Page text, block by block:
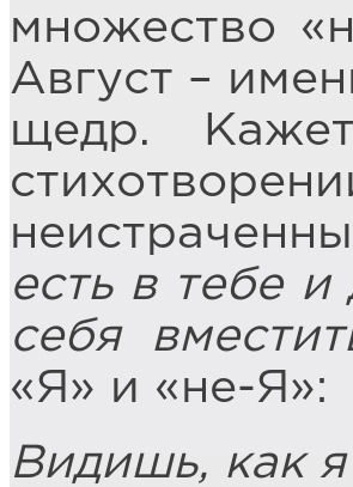
множество
Август –
щедр.
есть в тебе
себя
«Я» и «не-Я»:
Видишь, как